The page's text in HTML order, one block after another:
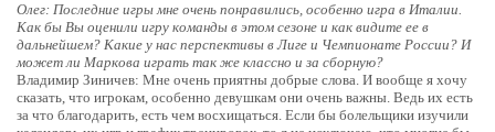
Олег: Последние игры мне очень понравились, особенно игра в Италии.
Как бы Вы оценили игру команды в этом сезоне и как видите ее в
дальнейшем? Какие у нас перспективы в Лиге и Чемпионате России? И
может ли Маркова играть так же классно и за сборную?
Владимир Зиничев: Мне очень приятны добрые слова. И вообще я хочу
сказать, что игрокам, особенно девушкам они очень важны. Ведь их есть
за что благодарить, есть чем восхищаться. Если бы болельщики изучили